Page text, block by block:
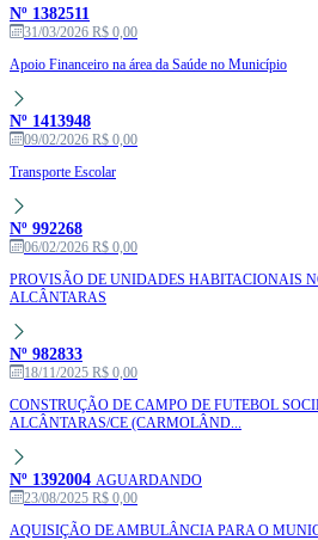
Nº 1382511
31/03/2026 R$ 0,00
Apoio Financeiro na área da Saúde no Município
Nº 1413948
09/02/2026 R$ 0,00
Transporte Escolar
Nº 992268
06/02/2026 R$ 0,00
PROVISÃO DE UNIDADES HABITACIONAIS
ALCÂNTARAS
Nº 982833
18/11/2025 R$ 0,00
CONSTRUÇÃO DE CAMPO DE FUTEBOL
ALCÂNTARAS/CE (CARMOLÂND...
Nº 1392004 AGUARDANDO
23/08/2025 R$ 0,00
AQUISIÇÃO DE AMBULÂNCIA PARA O